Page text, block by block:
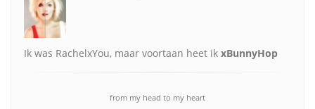
Ik was RachelxYou, maar voortaan heet ik xBunnyHop
from my head to my heart